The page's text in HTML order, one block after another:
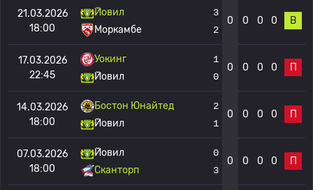
21.03.2026
18:00
Йовил
Моркамбе
3
2
0 0 0 0 В
17.03.2026
22:45
Уокинг
Йовил
1
0
0 0 0 0 П
14.03.2026
18:00
Бостон Юнайтед
Йовил
2
1
0 0 0 0 П
07.03.2026
18:00
Йовил
Сканторп
0
3
0 0 0 0 П